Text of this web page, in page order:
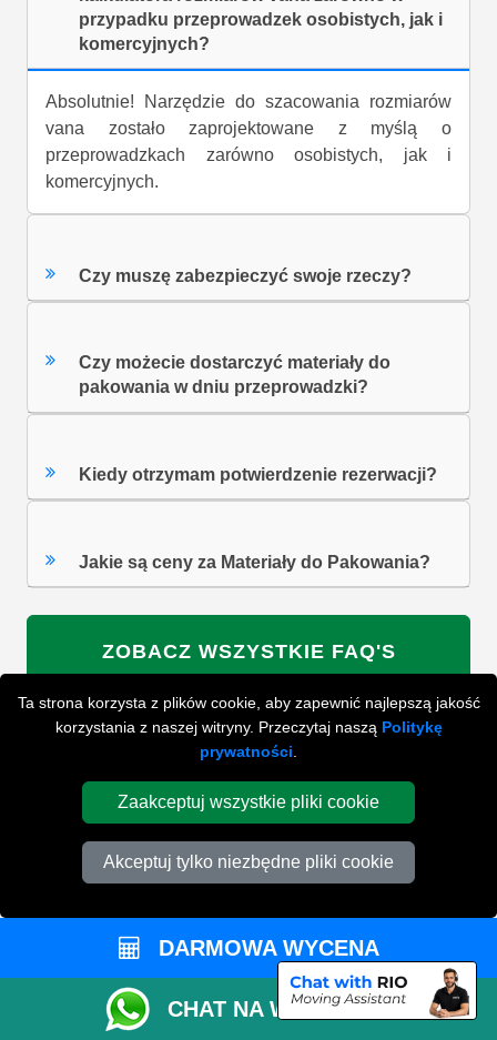
Ta strona korzysta z plików cookie, aby zapewnić najlepszą jakość
korzystania z naszej witryny. Przeczytaj naszą Politykę
prywatności
Zaakceptuj wszystkie pliki cookie
Akceptuj tylko niezbędne pliki cookie
przypadku przeprowadzek osobistych, jak i
komercyjnych?
Absolutnie! Narzędzie do szacowania rozmiarów
vana zostało zaprojektowane z myślą o
przeprowadzkach zarówno osobistych, jak i
komercyjnych.
Czy muszę zabezpieczyć swoje rzeczy?
Czy możecie dostarczyć materiały do
pakowania w dniu przeprowadzki?
Kiedy otrzymam potwierdzenie rezerwacji?
Jakie są ceny za Materiały do Pakowania?
ZOBACZ WSZYSTKIE FAQ'S
WYSZUKAJ W NAJCZĘŚCIEJ ZADAWANYCH
PYTANIACH
ZACZNIJ WPISYWAĆ SWOJE PYTANIE I WYBIERZ Z
PONIŻSZYCH WYNIKÓW
PRZYGOTUJ SIĘ DO SWOJEJ
DARMOWA WYCENA
CHAT NA WHATSAPP